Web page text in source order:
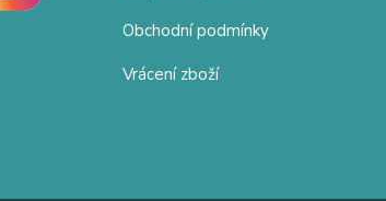
Obchodní podmínky
Vrácení zboží